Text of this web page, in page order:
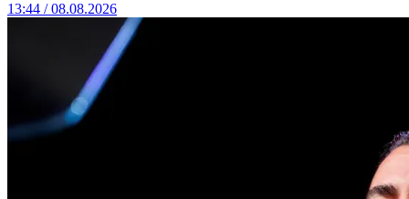
13:44 / 08.08.2026